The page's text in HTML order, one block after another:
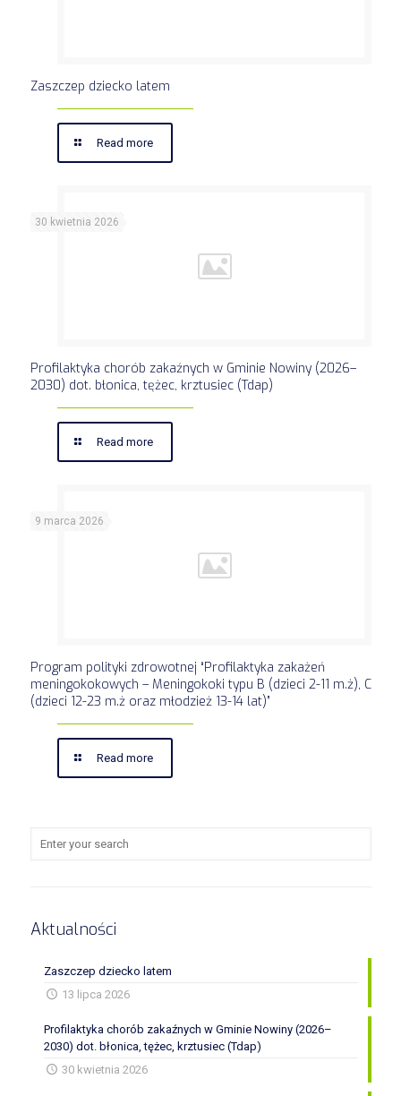
Zaszczep dziecko latem
Read more
30 kwietnia 2026
Profilaktyka chorób zakaźnych w Gminie Nowiny (2026–
2030) dot. błonica, tężec, krztusiec (Tdap)
Read more
9 marca 2026
Program polityki zdrowotnej “Profilaktyka zakażeń
meningokokowych – Meningokoki typu B (dzieci 2-11 m.ż), C
(dzieci 12-23 m.ż oraz młodzież 13-14 lat)”
Read more
Aktualności
Zaszczep dziecko latem
13 lipca 2026
Profilaktyka chorób zakaźnych w Gminie Nowiny (2026–
2030) dot. błonica, tężec, krztusiec (Tdap)
30 kwietnia 2026